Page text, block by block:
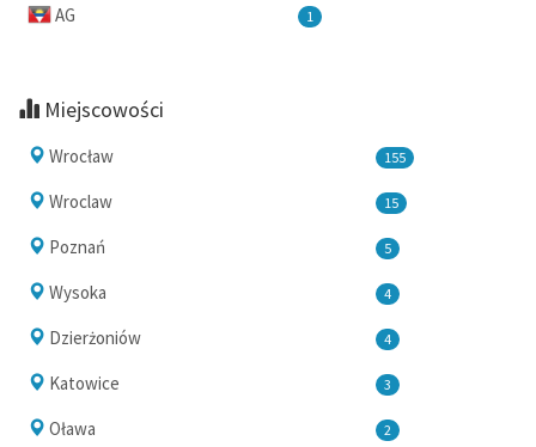
AG 1
Miejscowości
Wrocław 155
Wroclaw 15
Poznań 5
Wysoka 4
Dzierżoniów 4
Katowice 3
Oława 2